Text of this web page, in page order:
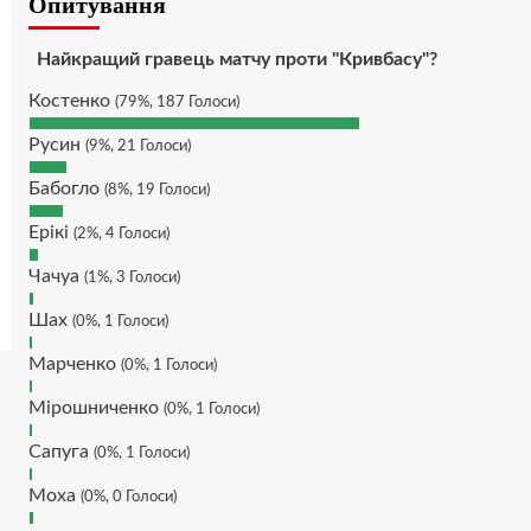
покращень по сайту? І чи
можна на сайт скинути
криптою ltc?
Hatsyk:SVAT, телеграм,
пошта, вайбер, будь де) що
підходить? зараз скину.
SVAT :Hatsyk, Якщо зручно,
то завтра напишу в
інстаграм
Hatsyk : SVAT, без проблем
обмеження кинув в ТГ
DJGycle :Tamada
живий)
слів нема....все йде до
Найкращий гравець матчу проти "Кривбасу"?
Костенко (79%, 187 Голоси)
Русин (9%, 21 Голоси)
Бабогло (8%, 19 Голоси)
Ерікі (2%, 4 Голоси)
Чачуа (1%, 3 Голоси)
Шах (0%, 1 Голоси)
Марченко (0%, 1 Голоси)
Мірошниченко (0%, 1 Голоси)
Сапуга (0%, 1 Голоси)
Моха (0%, 0 Голоси)